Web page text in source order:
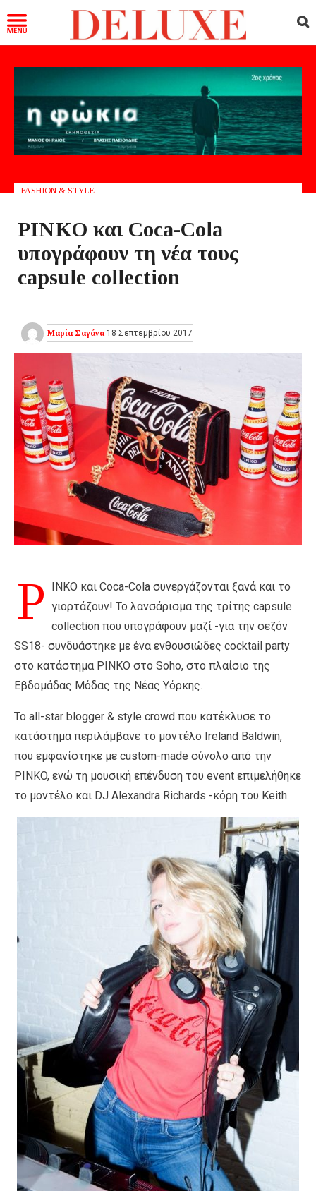
FASHION & STYLE
PINKO και Coca-Cola
υπογράφουν τη νέα τους
capsule collection
Μαρία Σαγάνα 18 Σεπτεμβρίου 2017
P
INKO και Coca-Cola συνεργάζονται ξανά και το
γιορτάζουν! Το λανσάρισμα της τρίτης capsule
collection που υπογράφουν μαζί -για την σεζόν
SS18- συνδυάστηκε με ένα ενθουσιώδες cocktail party
στο κατάστημα PINKO στο Soho, στο πλαίσιο της
Εβδομάδας Μόδας της Νέας Υόρκης.
Το all-star blogger & style crowd που κατέκλυσε το
κατάστημα περιλάμβανε το μοντέλο Ireland Baldwin,
που εμφανίστηκε με custom-made σύνολο από την
PINKO, ενώ τη μουσική επένδυση του event επιμελήθηκε
το μοντέλο και DJ Alexandra Richards -κόρη του Keith.